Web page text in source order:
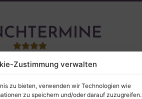
Zustimmung verwalten
zu bieten, verwenden wir Technologien wie
zu speichern und/oder darauf zuzugreifen.